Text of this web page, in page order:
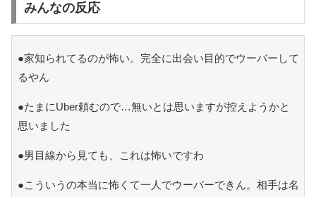
みんなの反応
●家知られてるのが怖い。完全に出会い目的でウーバーして
るやん
●たまにUber頼むので…無いとは思いますが控えようかと
思いました
●男目線から見ても、これは怖いですわ
●こういうの本当に怖くて一人でウーバーできん。相手は名